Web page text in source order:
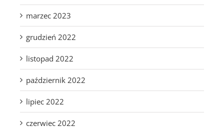
marzec 2023
grudzień 2022
listopad 2022
październik 2022
lipiec 2022
czerwiec 2022